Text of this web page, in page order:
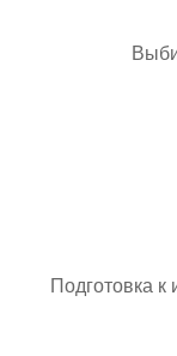
Подготовка к